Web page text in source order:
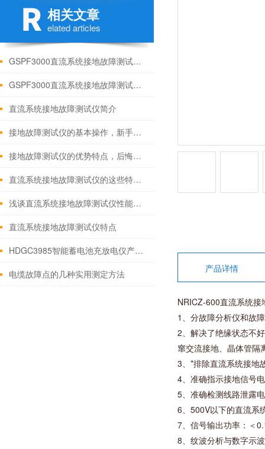
相关文章
elated articles
GSPF3000直流系统接地故障测试仪的核心性能指标
GSPF3000直流系统接地故障测试仪在电力系统中的关键作用
直流系统接地故障测试仪简介
接地故障测试仪的基本操作，新手不得不看
接地故障测试仪的优势特点，后悔现在才知道
直流系统接地故障测试仪的这些特点你清楚吗
浅谈直流系统接地故障测试仪性能优点
直流系统接地故障测试仪特点
HDGC3985智能蓄电池充放电仪产品概述
电缆故障点的几种实用测定方法
产品详情
NRICZ-600直流系统接
1、分故障分析仪和故
2、解决了绝缘状态不
窜交流接地、晶体管隔
3、*排除直流系统接地
4、准确指示接地信号
5、准确检测线路泄露
6、500V以下的直流系
7、信号输出功率：＜
8、纹波分析与数字示